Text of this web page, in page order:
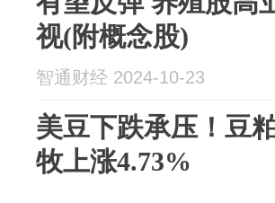
视(附概念股)
智通财经 2024-10-23
美豆下跌承压！豆
牧上涨4.73%